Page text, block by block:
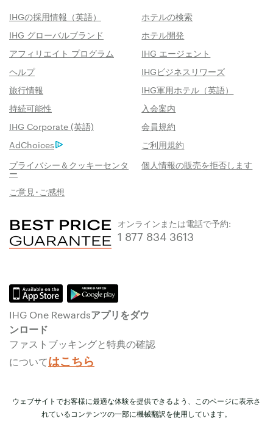
IHGの採用情報（英語）
ホテルの検索
IHG グローバルブランド
ホテル開発
アフィリエイト プログラム
IHG エージェント
ヘルプ
IHGビジネスリワーズ
旅行情報
IHG軍用ホテル（英語）
持続可能性
入会案内
IHG Corporate (英語)
会員規約
AdChoices
ご利用規約
プライバシー＆クッキーセンタ
ー
個人情報の販売を拒否します
ご意見･ご感想
オンラインまたは電話で予約:
1 877 834 3613
IHG One Rewardsアプリをダウ
ンロード
ファストブッキングと特典の確認
についてはこちら
ウェブサイトでお客様に最適な体験を提供できるよう、このページに表示さ
れているコンテンツの一部に機械翻訳を使用しています。